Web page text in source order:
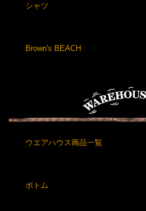
シャツ
Brown's BEACH
ウエアハウス商品一覧
ボトム